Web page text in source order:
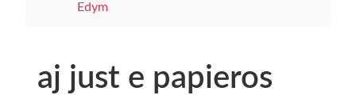
Edym
aj just e papieros